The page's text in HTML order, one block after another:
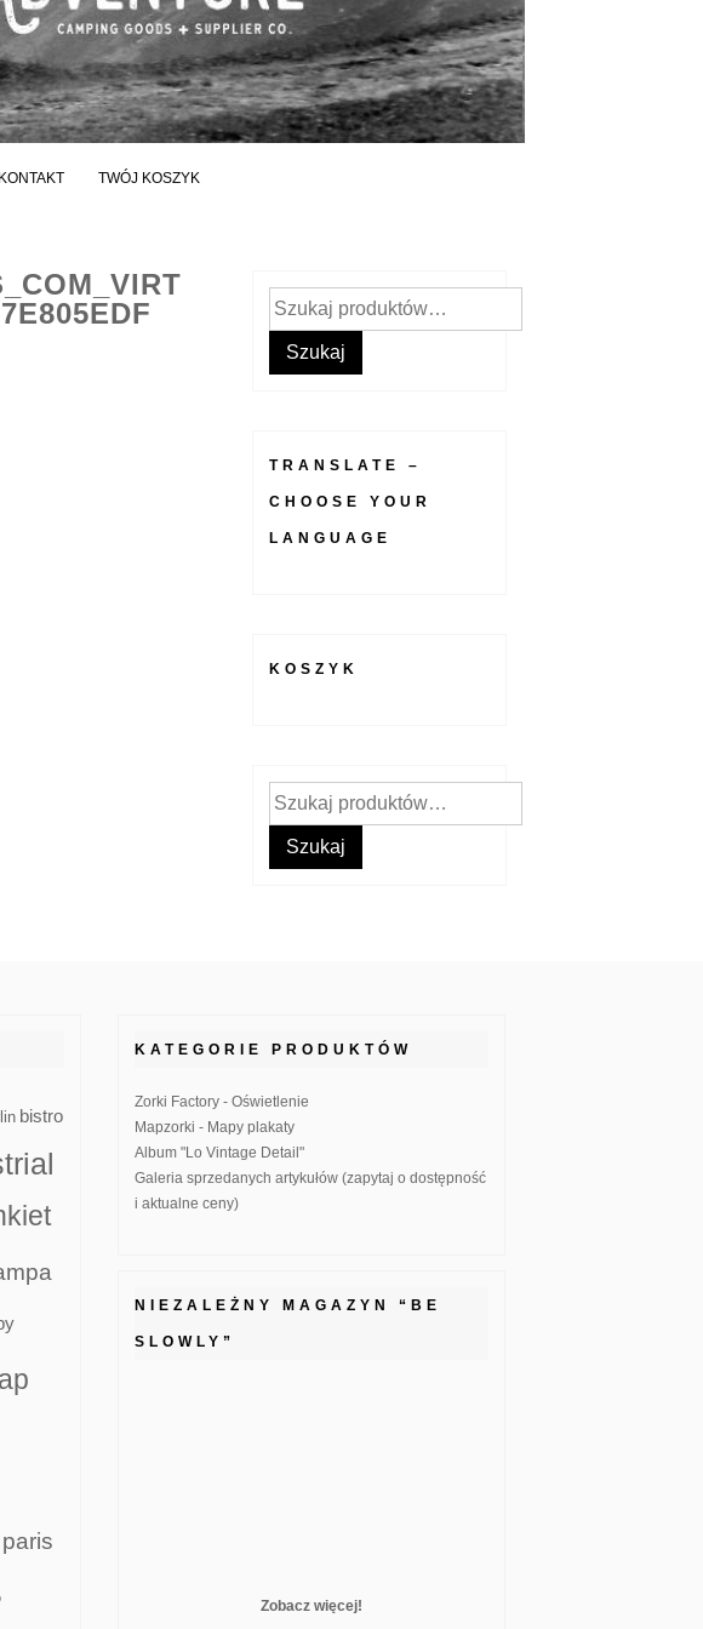
KONTAKT TWÓJ KOSZYK
Szukaj:
Szukaj
TRANSLATE –
CHOOSE YOUR
LANGUAGE
KOSZYK
Szukaj:
Szukaj
bistro
paris
KATEGORIE PRODUKTÓW
Zorki Factory - Oświetlenie
Mapzorki - Mapy plakaty
Album "Lo Vintage Detail"
Galeria sprzedanych artykułów (zapytaj o dostępność
i aktualne ceny)
NIEZALEŻNY MAGAZYN “BE
SLOWLY”
Zobacz więcej!